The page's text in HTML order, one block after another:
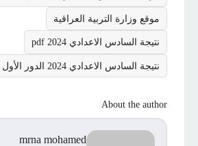
موقع وزارة التربية العراقية
نتيجة السادس الاعدادي 2024 pdf
نتيجة السادس الاعدادي 2024 الدور الأول
About the author
mrna mohamed